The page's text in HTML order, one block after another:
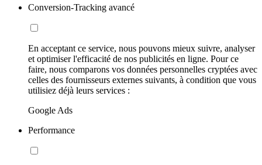
Conversion-Tracking avancé
En acceptant ce service, nous pouvons mieux suivre, analyser
et optimiser l'efficacité de nos publicités en ligne. Pour ce
faire, nous comparons vos données personnelles cryptées avec
celles des fournisseurs externes suivants, à condition que vous
utilisiez déjà leurs services :
Google Ads
Performance